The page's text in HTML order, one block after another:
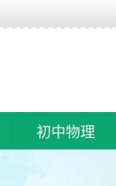
初中物理